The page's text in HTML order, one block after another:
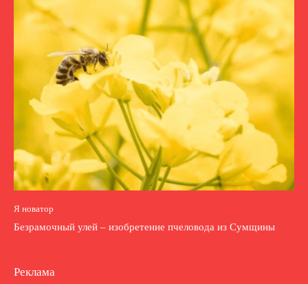
Я новатор
Безрамочный улей – изобретение пчеловода из Сумщины
Реклама